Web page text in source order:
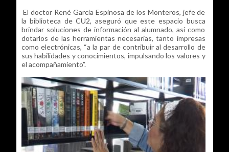
El doctor René García Espinosa de los Monteros, jefe de
la biblioteca de CU2, aseguró que este espacio busca
brindar soluciones de información al alumnado, así como
dotarlos de las herramientas necesarias, tanto impresas
como electrónicas, “a la par de contribuir al desarrollo de
sus habilidades y conocimientos, impulsando los valores y
el acompañamiento”.